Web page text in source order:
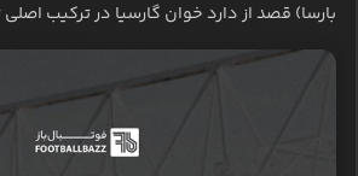
بارسا) قصد از دارد خوان گارسیا در ترکیب